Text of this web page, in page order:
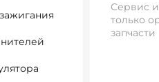
Сервис
только
запчасти